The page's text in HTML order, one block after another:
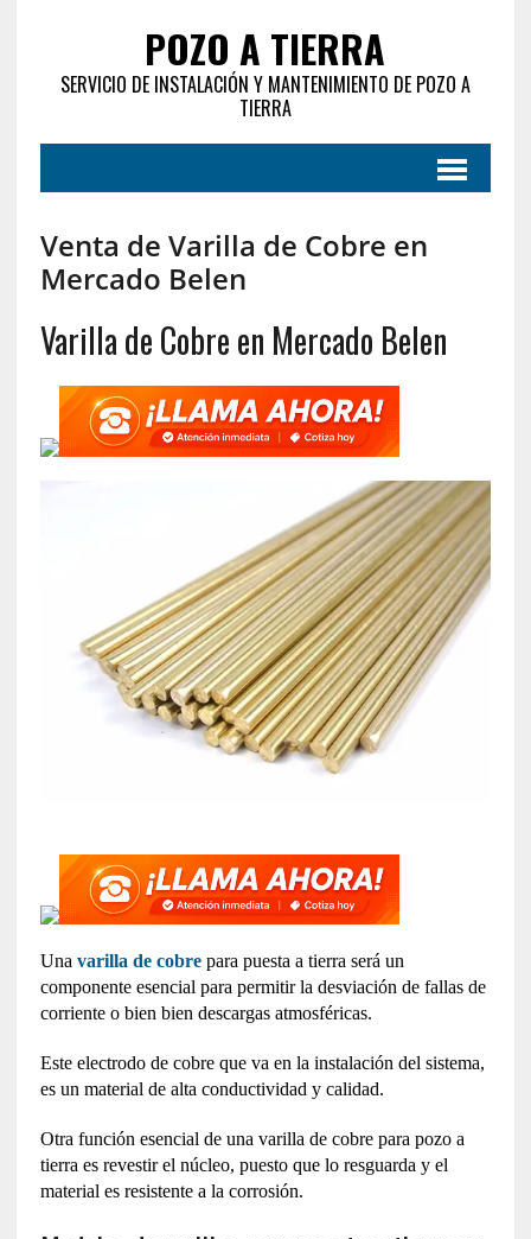
POZO A TIERRA
SERVICIO DE INSTALACIÓN Y MANTENIMIENTO DE POZO A
TIERRA
Venta de Varilla de Cobre en
Mercado Belen
Varilla de Cobre en Mercado Belen
Una varilla de cobrepara puesta a tierra será un
componente esencial para permitir la desviación de fallas de
corriente o bien bien descargas atmosféricas.
Este electrodo de cobre que va en la instalación del sistema,
es un material de alta conductividad y calidad.
Otra función esencial de una varilla de cobre para pozo a
tierra es revestir el núcleo, puesto que lo resguarda y el
material es resistente a la corrosión.